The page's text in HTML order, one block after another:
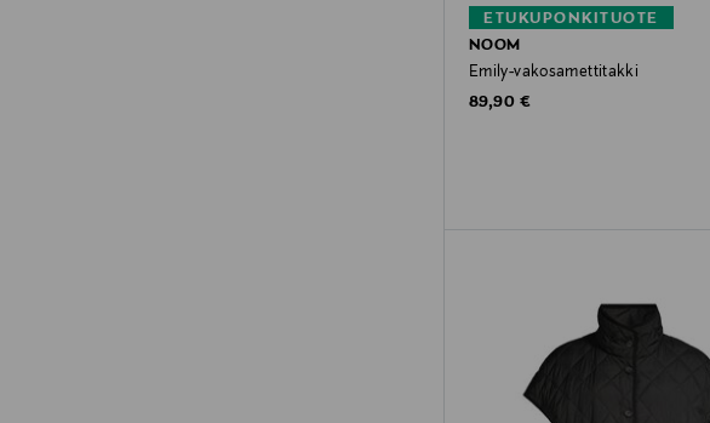
ETUKUPONKITUOTE
NOOM
Emily-vakosamettitakki
Original Price
89,90 €